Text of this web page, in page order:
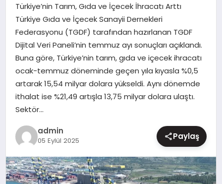
SAĞLIK
DÜNYA
MAGAZIN
Türkiye’nin Tarım, Gıda ve İçecek İhracatı Arttı
Türkiye Gıda ve İçecek Sanayii Dernekleri
Federasyonu (TGDF) tarafından hazırlanan TGDF
Dijital Veri Paneli’nin temmuz ayı sonuçları açıklandı.
Buna göre, Türkiye’nin tarım, gıda ve içecek ihracatı
ocak-temmuz döneminde geçen yıla kıyasla %0,5
artarak 15,54 milyar dolara yükseldi. Aynı dönemde
ithalat ise %21,49 artışla 13,75 milyar dolara ulaştı.
Sektör…
admin
05 Eylül 2025 Paylaş